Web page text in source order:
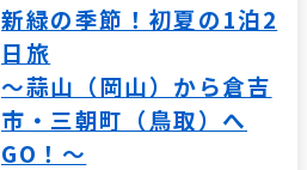
新緑の季節！初夏の1泊2
日旅
～蒜山（岡山）から倉吉
市・三朝町（鳥取）へ
GO！～